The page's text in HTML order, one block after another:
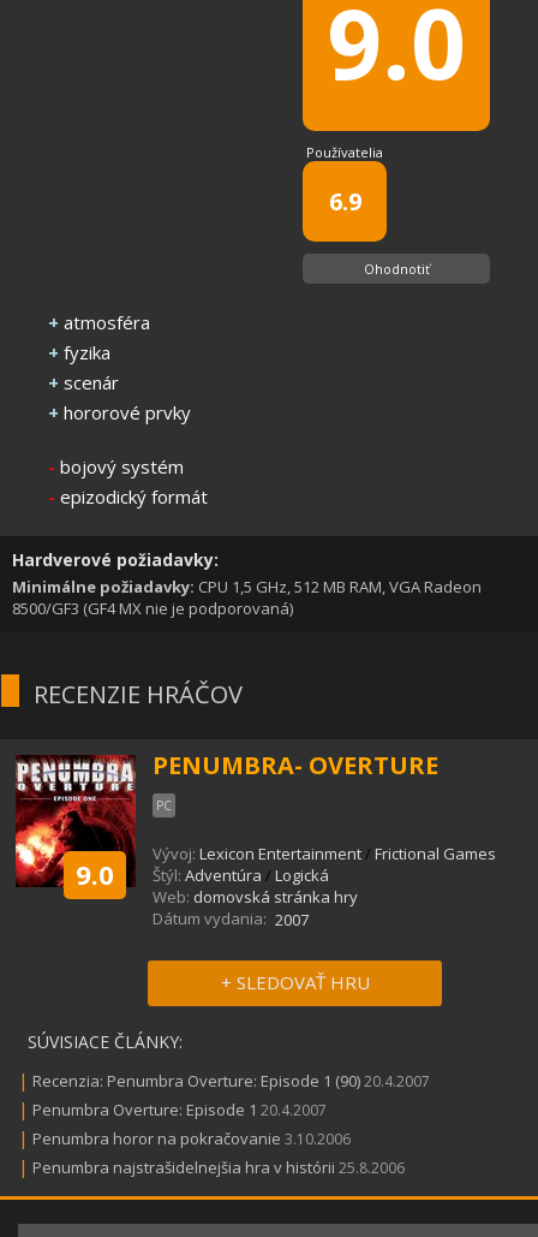
9.0
Používatelia
6.9
Ohodnotiť
+ atmosféra
+ fyzika
+ scenár
+ hororové prvky
- bojový systém
- epizodický formát
Hardverové požiadavky:
Minimálne požiadavky: CPU 1,5 GHz, 512 MB RAM, VGA Radeon
8500/GF3 (GF4 MX nie je podporovaná)
RECENZIE HRÁČOV
9.0
PENUMBRA- OVERTURE
PC
Vývoj: Lexicon Entertainment/ Frictional Games
Štýl: Adventúra / Logická
Web: domovská stránka hry
Dátum vydania: 2007
+ SLEDOVAŤ HRU
SÚVISIACE ČLÁNKY:
| Recenzia: Penumbra Overture: Episode 1 (90)20.4.2007
| Penumbra Overture: Episode 1 20.4.2007
| Penumbra horor na pokračovanie 3.10.2006
| Penumbra najstrašidelnejšia hra v histórii 25.8.2006